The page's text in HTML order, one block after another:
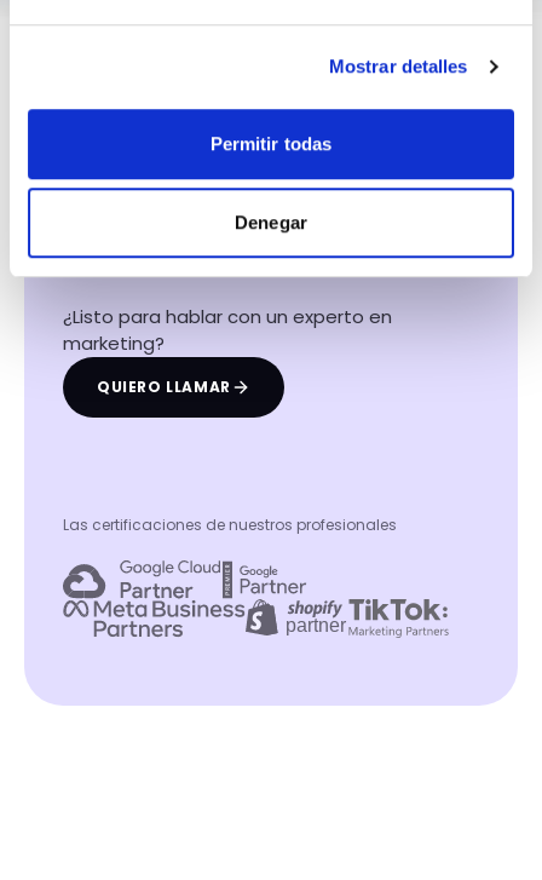
Mostrar detalles
Permitir todas
Denegar
Hacemos que tu
negocio crezca con el
marketing digital
¿Listo para hablar con un experto en
marketing?
QUIERO LLAMAR
Las certificaciones de nuestros profesionales